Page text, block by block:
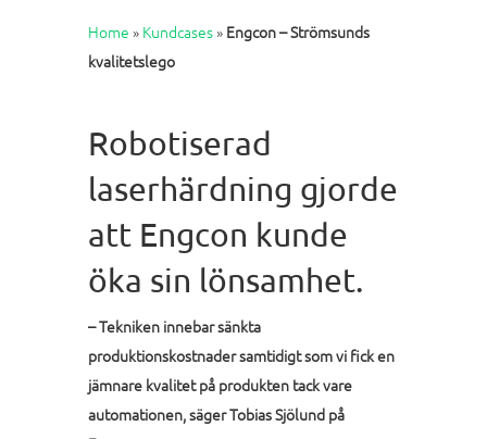
Home » Kundcases» Engcon – Strömsunds
kvalitetslego
Robotiserad
laserhärdning gjorde
att Engcon kunde
öka sin lönsamhet.
– Tekniken innebar sänkta
produktionskostnader samtidigt som vi fick en
jämnare kvalitet på produkten tack vare
automationen, säger Tobias Sjölund på